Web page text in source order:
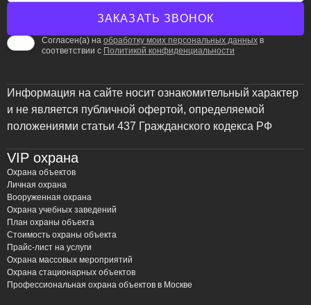
Согласен(а) на обработку моих персональных данных в
соответствии с Политикой конфиденциальности
Информация на сайте носит ознакомительный характер
и не является публичной офертой, определяемой
положениями статьи 437 Гражданского кодекса РФ
VIP охрана
Охрана объектов
Личная охрана
Вооруженная охрана
Охрана учебных заведений
План охраны объекта
Стоимость охраны объекта
Прайс-лист на услуги
Охрана массовых мероприятий
Охрана стационарных объектов
Профессиональная охрана объектов в Москве